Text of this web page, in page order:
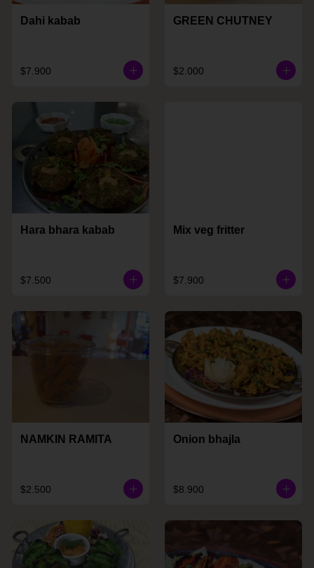
Dahi kabab
$7.900
GREEN CHUTNEY
$2.000
Hara bhara kabab
$7.500
Mix veg fritter
$7.900
NAMKIN RAMITA
$2.500
Onion bhajla
$8.900